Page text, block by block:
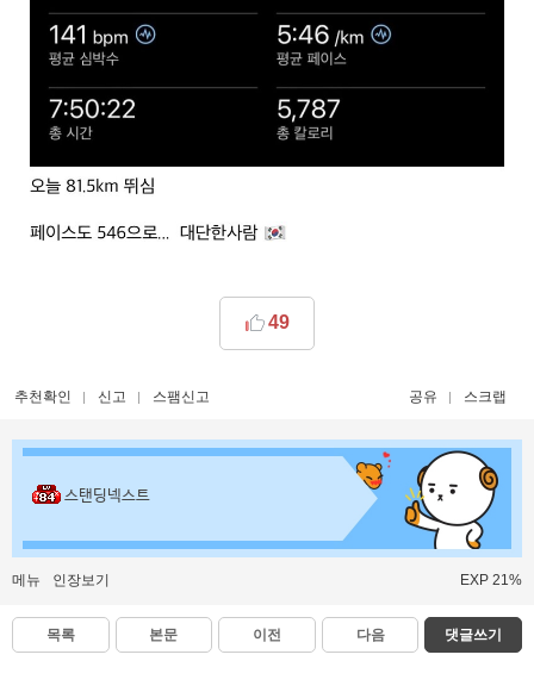
49
추천확인 신고 스팸신고 공유 스크랩
스탠딩넥스트
메뉴 인장보기 EXP 21%
목록 본문 이전 다음 댓글쓰기